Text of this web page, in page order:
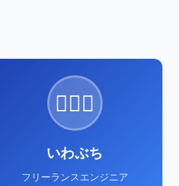
🙋🏻‍♂️
いわぶち
フリーランスエンジニア